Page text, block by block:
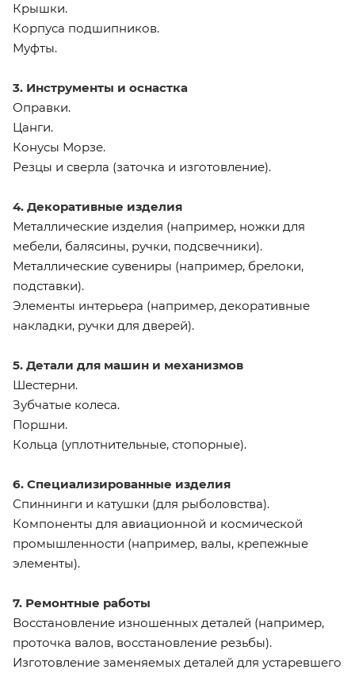
Крышки.
Корпуса подшипников.
Муфты.
3. Инструменты и оснастка
Оправки.
Цанги.
Конусы Морзе.
Резцы и сверла (заточка и изготовление).
4. Декоративные изделия
Металлические изделия (например, ножки для
мебели, балясины, ручки, подсвечники).
Металлические сувениры (например, брелоки,
подставки).
Элементы интерьера (например, декоративные
накладки, ручки для дверей).
5. Детали для машин и механизмов
Шестерни.
Зубчатые колеса.
Поршни.
Кольца (уплотнительные, стопорные).
6. Специализированные изделия
Спиннинги и катушки (для рыболовства).
Компоненты для авиационной и космической
промышленности (например, валы, крепежные
элементы).
7. Ремонтные работы
Восстановление изношенных деталей (например,
проточка валов, восстановление резьбы).
Изготовление заменяемых деталей для устаревшего